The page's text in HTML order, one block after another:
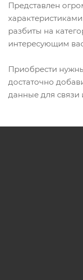
Представлен
разбиты на
интересующим
Приобрести
достаточно
данные для связи